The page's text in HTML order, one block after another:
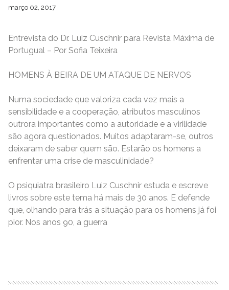
março 02, 2017
Entrevista do Dr. Luiz Cuschnir para Revista Máxima de
Portugual – Por Sofia Teixeira
HOMENS À BEIRA DE UM ATAQUE DE NERVOS
Numa sociedade que valoriza cada vez mais a
sensibilidade e a cooperação, atributos masculinos
outrora importantes como a autoridade e a virilidade
são agora questionados. Muitos adaptaram-se, outros
deixaram de saber quem são. Estarão os homens a
enfrentar uma crise de masculinidade?
O psiquiatra brasileiro Luiz Cuschnir estuda e escreve
livros sobre este tema há mais de 30 anos. E defende
que, olhando para trás a situação para os homens já foi
pior. Nos anos 90, a guerra